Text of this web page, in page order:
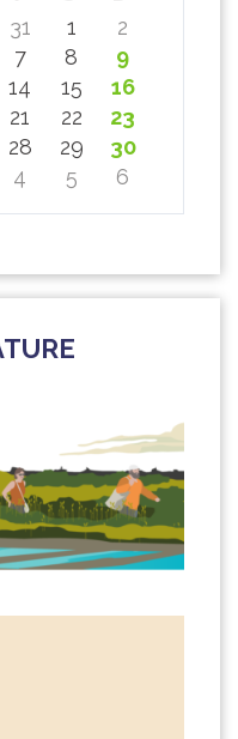
31 1
2
7 8
9
14 15
16
21 22
23
28 29
30
4 5 6